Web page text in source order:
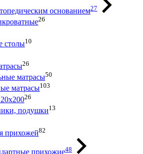
основанием27
26
столы10
26
матрасы50
матрасы103
26
подушки13
прихожей82
прихожие48